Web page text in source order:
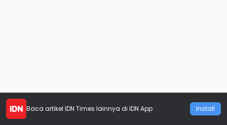
Baca artikel IDN Times lainnya di IDN App Install